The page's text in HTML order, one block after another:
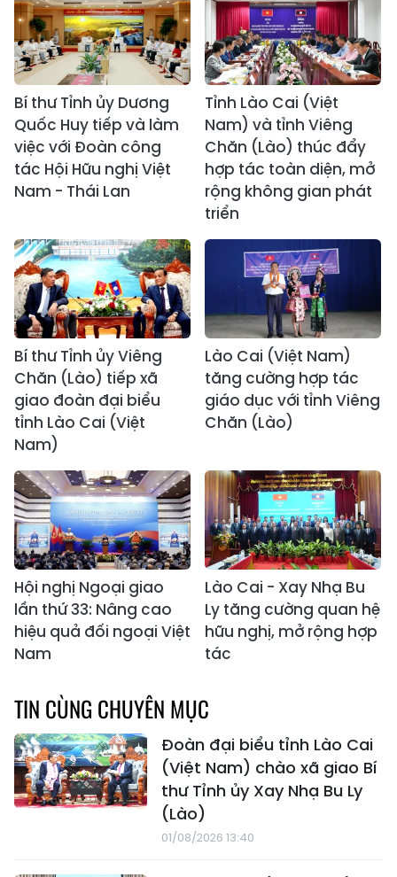
Bí thư Tỉnh ủy Dương
Quốc Huy tiếp và làm
việc với Đoàn công
tác Hội Hữu nghị Việt
Nam - Thái Lan
Tỉnh Lào Cai (Việt
Nam) và tỉnh Viêng
Chăn (Lào) thúc đẩy
hợp tác toàn diện, mở
rộng không gian phát
triển
Bí thư Tỉnh ủy Viêng
Chăn (Lào) tiếp xã
giao đoàn đại biểu
tỉnh Lào Cai (Việt
Nam)
Lào Cai (Việt Nam)
tăng cường hợp tác
giáo dục với tỉnh Viêng
Chăn (Lào)
Hội nghị Ngoại giao
lần thứ 33: Nâng cao
hiệu quả đối ngoại Việt
Nam
Lào Cai - Xay Nhạ Bu
Ly tăng cường quan hệ
hữu nghị, mở rộng hợp
tác
TIN CÙNG CHUYÊN MỤC
Đoàn đại biểu tỉnh Lào Cai
(Việt Nam) chào xã giao Bí
thư Tỉnh ủy Xay Nhạ Bu Ly
(Lào)
01/08/2026 13:40